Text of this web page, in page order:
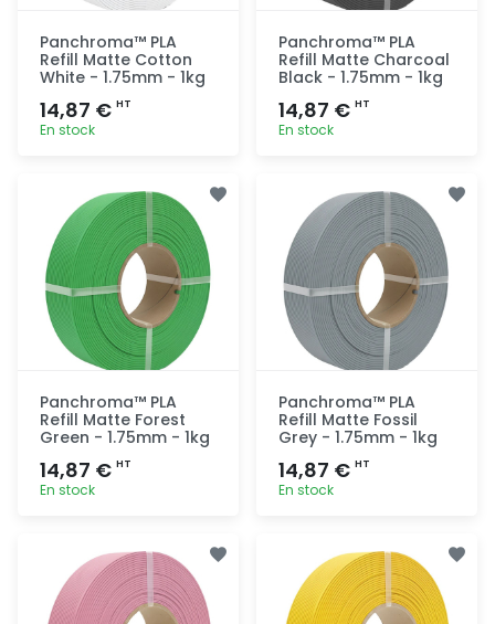
Panchroma™ PLA
Refill Matte Cotton
White - 1.75mm - 1kg
14,87 € HT
En stock
rapide
Panchroma™ PLA
Refill Matte Charcoal
Black - 1.75mm - 1kg
14,87 € HT
En stock
rapide
Panchroma™ PLA
Refill Matte Forest
Green - 1.75mm - 1kg
14,87 € HT
En stock
rapide
Panchroma™ PLA
Refill Matte Fossil
Grey - 1.75mm - 1kg
14,87 € HT
En stock
rapide